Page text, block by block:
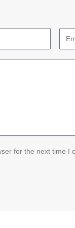
for the next time I